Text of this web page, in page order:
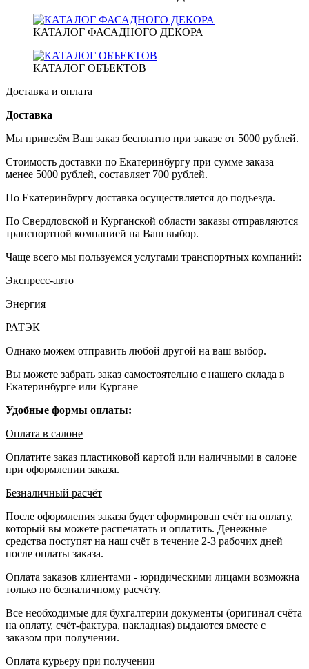
КАТАЛОГ ФАСАДНОГО ДЕКОРА
КАТАЛОГ ОБЪЕКТОВ
Доставка и оплата
Доставка
Мы привезём Ваш заказ бесплатно при заказе от 5000 рублей.
Стоимость доставки по Екатеринбургу при сумме заказа
менее 5000 рублей, составляет 700 рублей.
По Екатеринбургу доставка осуществляется до подъезда.
По Свердловской и Курганской области заказы отправляются
транспортной компанией на Ваш выбор.
Чаще всего мы пользуемся услугами транспортных компаний:
Экспресс-авто
Энергия
РАТЭК
Однако можем отправить любой другой на ваш выбор.
Вы можете забрать заказ самостоятельно с нашего склада в
Екатеринбурге или Кургане
Удобные формы оплаты:
Оплата в салоне
Оплатите заказ пластиковой картой или наличными в салоне
при оформлении заказа.
Безналичный расчёт
После оформления заказа будет сформирован счёт на оплату,
который вы можете распечатать и оплатить. Денежные
средства поступят на наш счёт в течение 2-3 рабочих дней
после оплаты заказа.
Оплата заказов клиентами - юридическими лицами возможна
только по безналичному расчёту.
Все необходимые для бухгалтерии документы (оригинал счёта
на оплату, счёт-фактура, накладная) выдаются вместе с
заказом при получении.
Оплата курьеру при получении